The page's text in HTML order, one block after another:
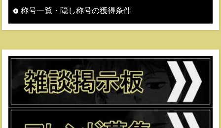
称号一覧・隠し称号の獲得条件